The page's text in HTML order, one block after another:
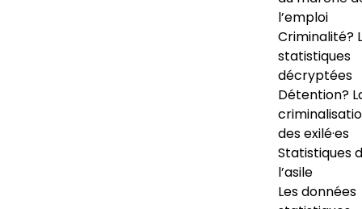
l’emploi
Criminalité?
statistiques
décryptées
Détention?
des exilé·es
Statistiques
l’asile
Les données